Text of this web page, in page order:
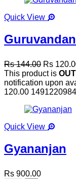
Quick View
Rs 144.00 Rs
This product is
notification upon
120.00 1491220984
Quick View
Gyananjan
Rs 900.00